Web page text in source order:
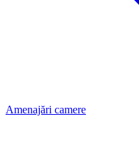
Amenajări camere